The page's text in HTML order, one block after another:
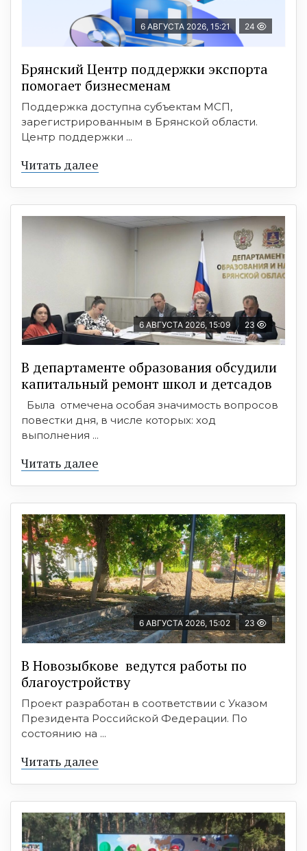
6 АВГУСТА 2026, 15:21 24
Брянский Центр поддержки экспорта
помогает бизнесменам
Поддержка доступна субъектам МСП,
зарегистрированным в Брянской области.
Центр поддержки ...
Читать далее
6 АВГУСТА 2026, 15:09 23
В департаменте образования обсудили
капитальный ремонт школ и детсадов
Была отмечена особая значимость вопросов
повестки дня, в числе которых: ход
выполнения ...
Читать далее
6 АВГУСТА 2026, 15:02 23
В Новозыбкове ведутся работы по
благоустройству
Проект разработан в соответствии с Указом
Президента Российской Федерации. По
состоянию на ...
Читать далее